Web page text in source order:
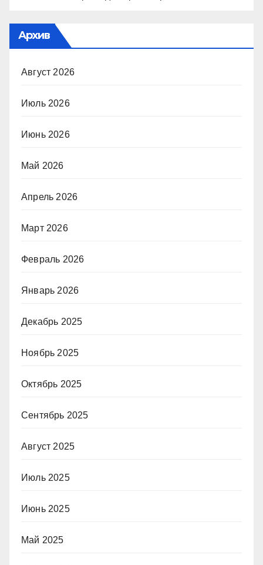
Архив
Август 2026
Июль 2026
Июнь 2026
Май 2026
Апрель 2026
Март 2026
Февраль 2026
Январь 2026
Декабрь 2025
Ноябрь 2025
Октябрь 2025
Сентябрь 2025
Август 2025
Июль 2025
Июнь 2025
Май 2025